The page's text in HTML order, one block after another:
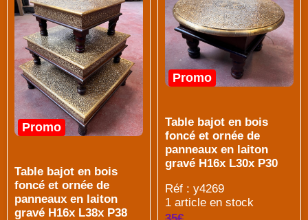
Promo
Table bajot en bois
foncé et ornée de
panneaux en laiton
gravé H16x L38x P38
Promo
Table bajot en bois
foncé et ornée de
panneaux en laiton
gravé H16x L30x P30
Réf : y4269
1 article en stock